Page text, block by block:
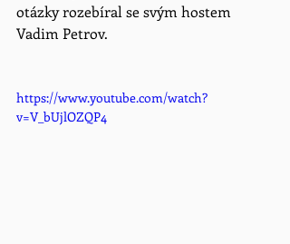
otázky rozebíral se svým hostem
Vadim Petrov.
https://www.youtube.com/watch?
v=V_bUjlOZQP4